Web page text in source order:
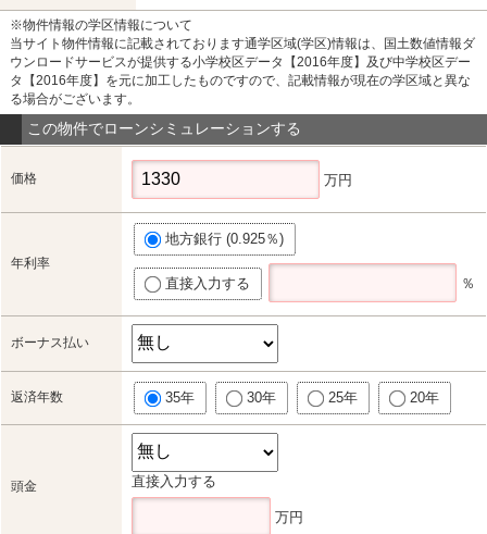
※物件情報の学区情報について
当サイト物件情報に記載されております通学区域(学区)情報は、国土数値情報ダ
ウンロードサービスが提供する小学校区データ【2016年度】及び中学校区デー
タ【2016年度】を元に加工したものですので、記載情報が現在の学区域と異な
る場合がございます。
この物件でローンシミュレーションする
価格 万円
年利率
地方銀行 (0.925％)
直接入力する ％
ボーナス払い
返済年数 35年 30年 25年 20年
頭金 直接入力する
万円